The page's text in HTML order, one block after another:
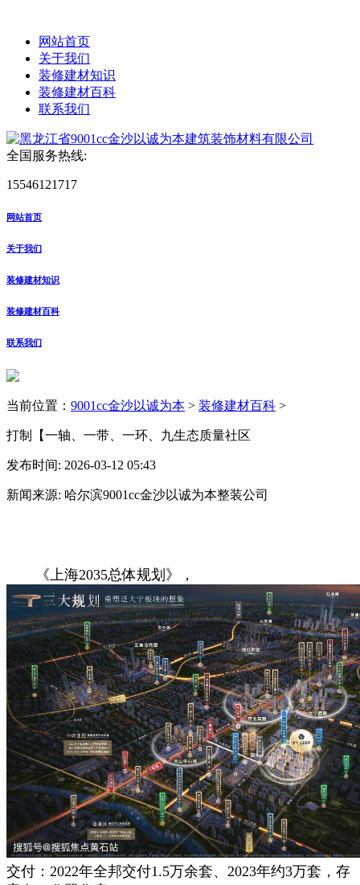
网站首页
关于我们
装修建材知识
装修建材百科
联系我们
全国服务热线:
15546121717
网站首页
关于我们
装修建材知识
装修建材百科
联系我们
当前位置： 9001cc金沙以诚为本 > 装修建材百科 >
打制【一轴、一带、一环、九生态质量社区
发布时间: 2026-03-12 05:43
新闻来源: 哈尔滨9001cc金沙以诚为本整装公司
《上海2035总体规划》，
交付：2022年全邦交付1.5万余套、2023年约3万套，存